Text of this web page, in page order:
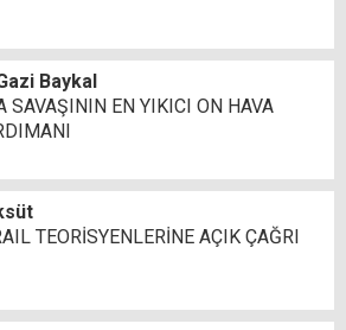
Baykal
SAVAŞININ EN YIKICI ON HAVA
TEORİSYENLERİNE AÇIK ÇAĞRI